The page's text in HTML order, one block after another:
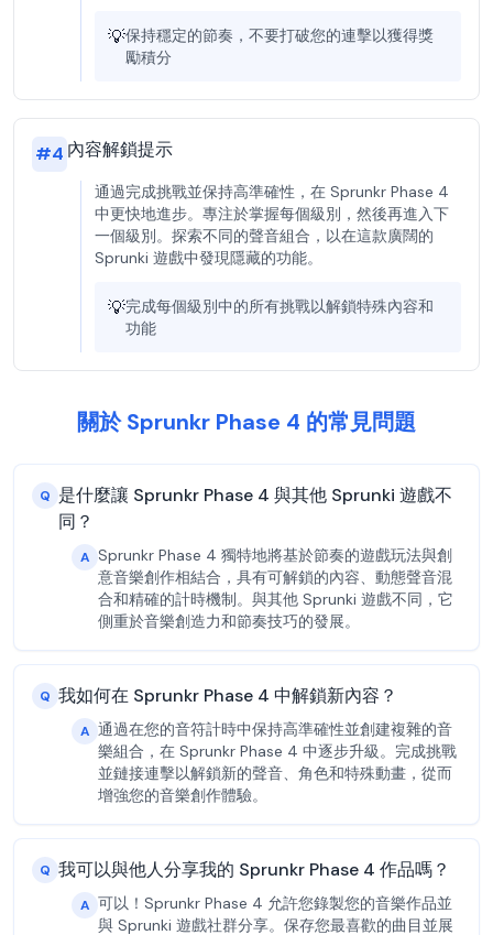
💡保持穩定的節奏，不要打破您的連擊以獲得獎
勵積分
#4 內容解鎖提示
通過完成挑戰並保持高準確性，在 Sprunkr Phase 4
中更快地進步。專注於掌握每個級別，然後再進入下
一個級別。探索不同的聲音組合，以在這款廣闊的
Sprunki 遊戲中發現隱藏的功能。
💡完成每個級別中的所有挑戰以解鎖特殊內容和
功能
關於 Sprunkr Phase 4 的常見問題
Q 是什麼讓 Sprunkr Phase 4 與其他 Sprunki 遊戲不
同？
A Sprunkr Phase 4 獨特地將基於節奏的遊戲玩法與創
意音樂創作相結合，具有可解鎖的內容、動態聲音混
合和精確的計時機制。與其他 Sprunki 遊戲不同，它
側重於音樂創造力和節奏技巧的發展。
Q 我如何在 Sprunkr Phase 4 中解鎖新內容？
A 通過在您的音符計時中保持高準確性並創建複雜的音
樂組合，在 Sprunkr Phase 4 中逐步升級。完成挑戰
並鏈接連擊以解鎖新的聲音、角色和特殊動畫，從而
增強您的音樂創作體驗。
Q 我可以與他人分享我的 Sprunkr Phase 4 作品嗎？
A 可以！Sprunkr Phase 4 允許您錄製您的音樂作品並
與 Sprunki 遊戲社群分享。保存您最喜歡的曲目並展